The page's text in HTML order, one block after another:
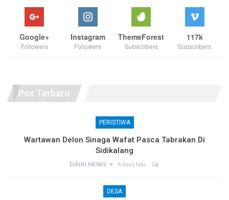
Google+
Followers
Instagram
Followers
ThemeForest
Subscribers
117k
Subscribers
Pos Terbaru
PERISTIWA
Wartawan Delon Sinaga Wafat Pasca Tabrakan Di
Sidikalang
DAIRI NEWS 6 days lalu
DESA